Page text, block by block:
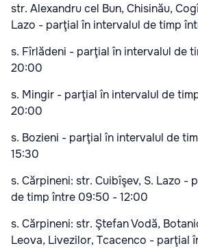
str. Alexandru cel Bun, Chisinău,
Lazo - parţial în intervalul de timp
s. Fîrlădeni - parţial în intervalul de
20:00
s. Mingir - parţial în intervalul de
20:00
s. Bozieni - parţial în intervalul de
15:30
s. Cărpineni: str. Cuibîşev, S. Lazo -
de timp între 09:50 - 12:00
s. Cărpineni: str. Ştefan Vodă,
Leova, Livezilor, Tcacenco - parţial